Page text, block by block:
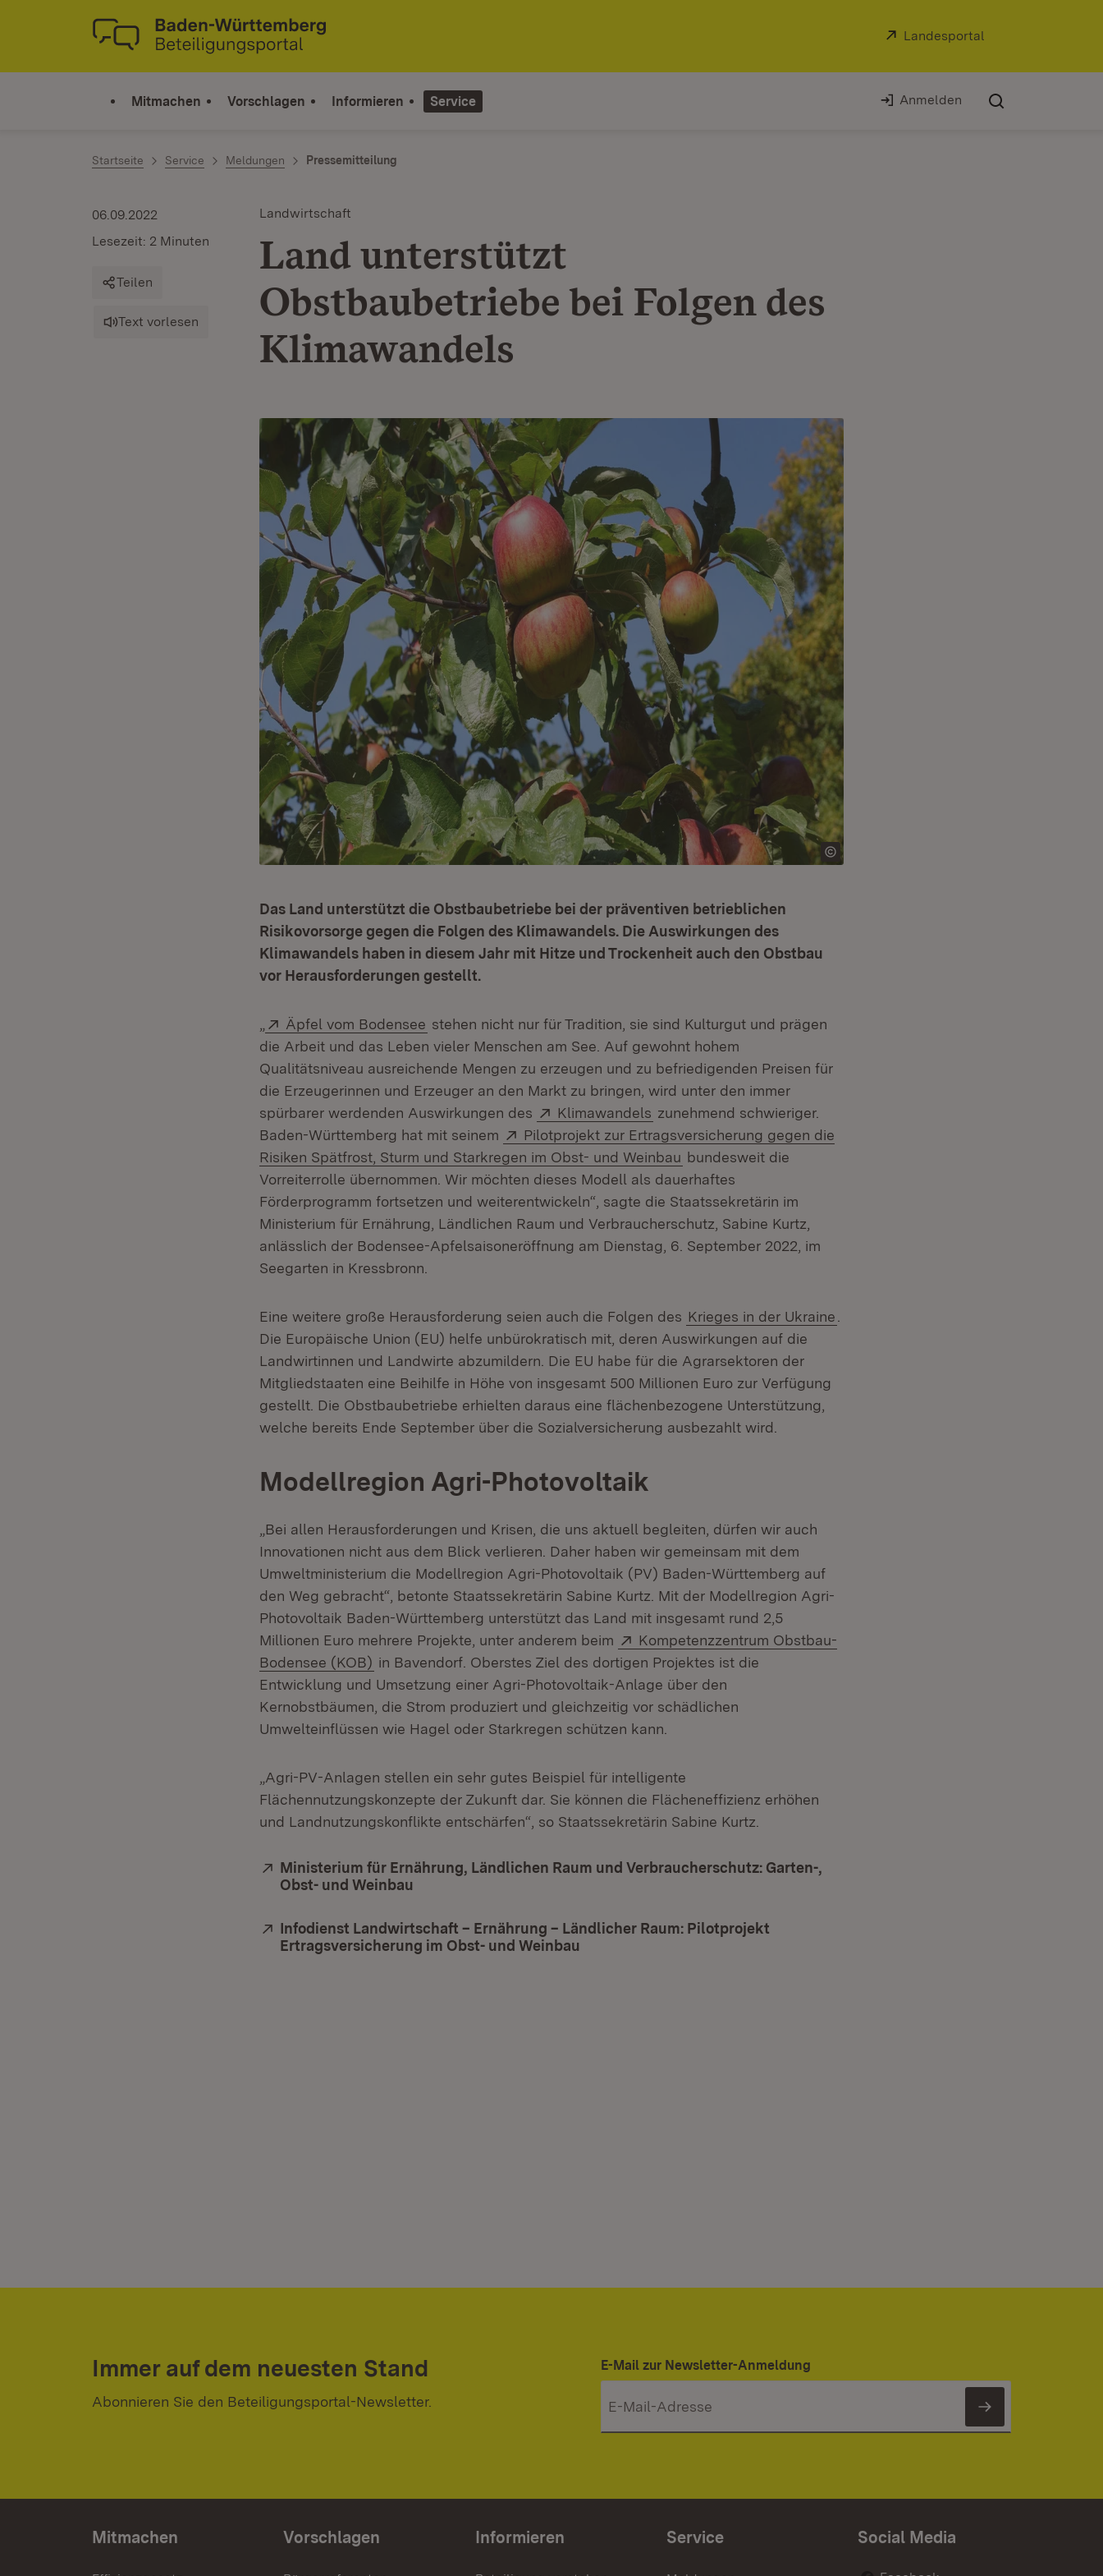
Zum Inhalt springen
Link zur Startseite
Extern:
Landesportal
Mitmachen Vorschlagen Informieren Service Anmelden
Startseite Service Meldungen Pressemitteilung
Landwirtschaft
Land unterstützt
Obstbaubetriebe bei Folgen des
Klimawandels
06.09.2022
Lesezeit: 2 Minuten
Teilen
Text vorlesen
Das Land unterstützt die Obstbaubetriebe bei der präventiven betrieblichen
Risikovorsorge gegen die Folgen des Klimawandels. Die Auswirkungen des
Klimawandels haben in diesem Jahr mit Hitze und Trockenheit auch den Obstbau
vor Herausforderungen gestellt.
Extern:
Äpfel vom Bodensee (Öffnet in neuem Fenster)
stehen nicht nur für Tradition, sie sind Kulturgut und prägen
die Arbeit und das Leben vieler Menschen am See. Auf gewohnt hohem
Qualitätsniveau ausreichende Mengen zu erzeugen und zu befriedigenden Preisen für
die Erzeugerinnen und Erzeuger an den Markt zu bringen, wird unter den immer
spürbarer werdenden Auswirkungen des
Extern:
Klimawandels (Öffnet in neuem Fenster)
zunehmend schwieriger.
Baden-Württemberg hat mit seinem
Extern:
Pilotprojekt zur Ertragsversicherung gegen die
Risiken Spätfrost, Sturm und Starkregen im Obst- und Weinbau (Öffnet in neuem Fenster)
bundesweit die
Vorreiterrolle übernommen. Wir möchten dieses Modell als dauerhaftes
Förderprogramm fortsetzen und weiterentwickeln“, sagte die Staatssekretärin im
Ministerium für Ernährung, Ländlichen Raum und Verbraucherschutz, Sabine Kurtz,
anlässlich der Bodensee-Apfelsaisoneröffnung am Dienstag, 6. September 2022, im
Seegarten in Kressbronn.
Eine weitere große Herausforderung seien auch die Folgen des Krieges in der Ukraine
Die Europäische Union (EU) helfe unbürokratisch mit, deren Auswirkungen auf die
Landwirtinnen und Landwirte abzumildern. Die EU habe für die Agrarsektoren der
Mitgliedstaaten eine Beihilfe in Höhe von insgesamt 500 Millionen Euro zur Verfügung
gestellt. Die Obstbaubetriebe erhielten daraus eine flächenbezogene Unterstützung,
welche bereits Ende September über die Sozialversicherung ausbezahlt wird.
Modellregion Agri-Photovoltaik
„Bei allen Herausforderungen und Krisen, die uns aktuell begleiten, dürfen wir auch
Innovationen nicht aus dem Blick verlieren. Daher haben wir gemeinsam mit dem
Umweltministerium die Modellregion Agri-Photovoltaik (PV) Baden-Württemberg auf
den Weg gebracht“, betonte Staatssekretärin Sabine Kurtz. Mit der Modellregion Agri-
Photovoltaik Baden-Württemberg unterstützt das Land mit insgesamt rund 2,5
Millionen Euro mehrere Projekte, unter anderem beim
Extern:
Kompetenzzentrum Obstbau-
Bodensee (KOB) (Öffnet in neuem Fenster)
in Bavendorf. Oberstes Ziel des dortigen Projektes ist die
Entwicklung und Umsetzung einer Agri-Photovoltaik-Anlage über den
Kernobstbäumen, die Strom produziert und gleichzeitig vor schädlichen
Umwelteinflüssen wie Hagel oder Starkregen schützen kann.
„Agri-PV-Anlagen stellen ein sehr gutes Beispiel für intelligente
Flächennutzungskonzepte der Zukunft dar. Sie können die Flächeneffizienz erhöhen
und Landnutzungskonflikte entschärfen“, so Staatssekretärin Sabine Kurtz.
Extern:
Ministerium für Ernährung, Ländlichen Raum und Verbraucherschutz: Garten-,
Obst- und Weinbau
Extern:
Infodienst Landwirtschaft – Ernährung – Ländlicher Raum: Pilotprojekt
Ertragsversicherung im Obst- und Weinbau
Immer auf dem neuesten Stand
Abonnieren Sie den Beteiligungsportal-Newsletter.
E-Mail zur Newsletter-Anmeldung
Newsletter
Mitmachen Vorschlagen Informieren Service Social Media